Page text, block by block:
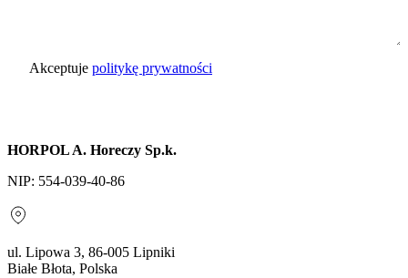
Akceptuje politykę prywatności
HORPOL A. Horeczy Sp.k.
NIP: 554-039-40-86
ul. Lipowa 3, 86-005 Lipniki
Białe Błota, Polska